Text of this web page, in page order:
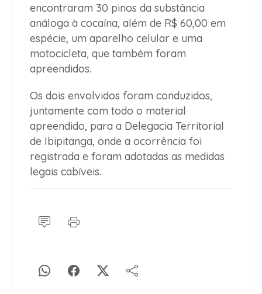
encontraram 30 pinos da substância
análoga à cocaína, além de R$ 60,00 em
espécie, um aparelho celular e uma
motocicleta, que também foram
apreendidos.
Os dois envolvidos foram conduzidos,
juntamente com todo o material
apreendido, para a Delegacia Territorial
de Ibipitanga, onde a ocorrência foi
registrada e foram adotadas as medidas
legais cabíveis.